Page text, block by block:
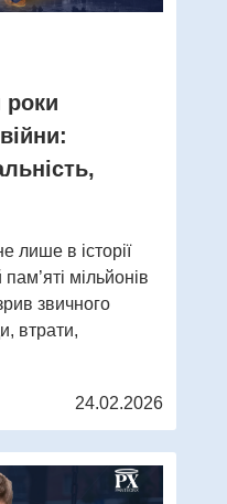
роки
лише в історії
мільйонів
звичного
втрати,
24.02.2026